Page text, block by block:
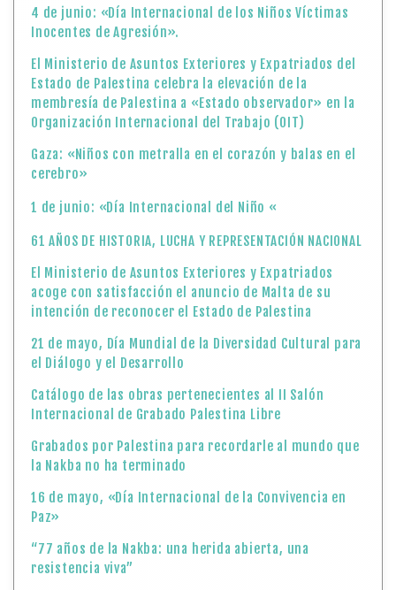
4 de junio: «Día Internacional de los Niños Víctimas
Inocentes de Agresión».
El Ministerio de Asuntos Exteriores y Expatriados del
Estado de Palestina celebra la elevación de la
membresía de Palestina a «Estado observador» en la
Organización Internacional del Trabajo (OIT)
Gaza: «Niños con metralla en el corazón y balas en el
cerebro»
1 de junio: «Día Internacional del Niño «
61 AÑOS DE HISTORIA, LUCHA Y REPRESENTACIÓN NACIONAL
El Ministerio de Asuntos Exteriores y Expatriados
acoge con satisfacción el anuncio de Malta de su
intención de reconocer el Estado de Palestina
21 de mayo, Día Mundial de la Diversidad Cultural para
el Diálogo y el Desarrollo
Catálogo de las obras pertenecientes al II Salón
Internacional de Grabado Palestina Libre
Grabados por Palestina para recordarle al mundo que
la Nakba no ha terminado
16 de mayo, «Día Internacional de la Convivencia en
Paz»
“77 años de la Nakba: una herida abierta, una
resistencia viva”